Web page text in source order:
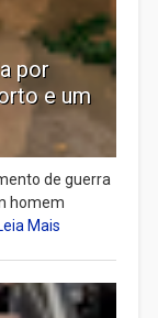
por
e um
de guerra
homem
Mais